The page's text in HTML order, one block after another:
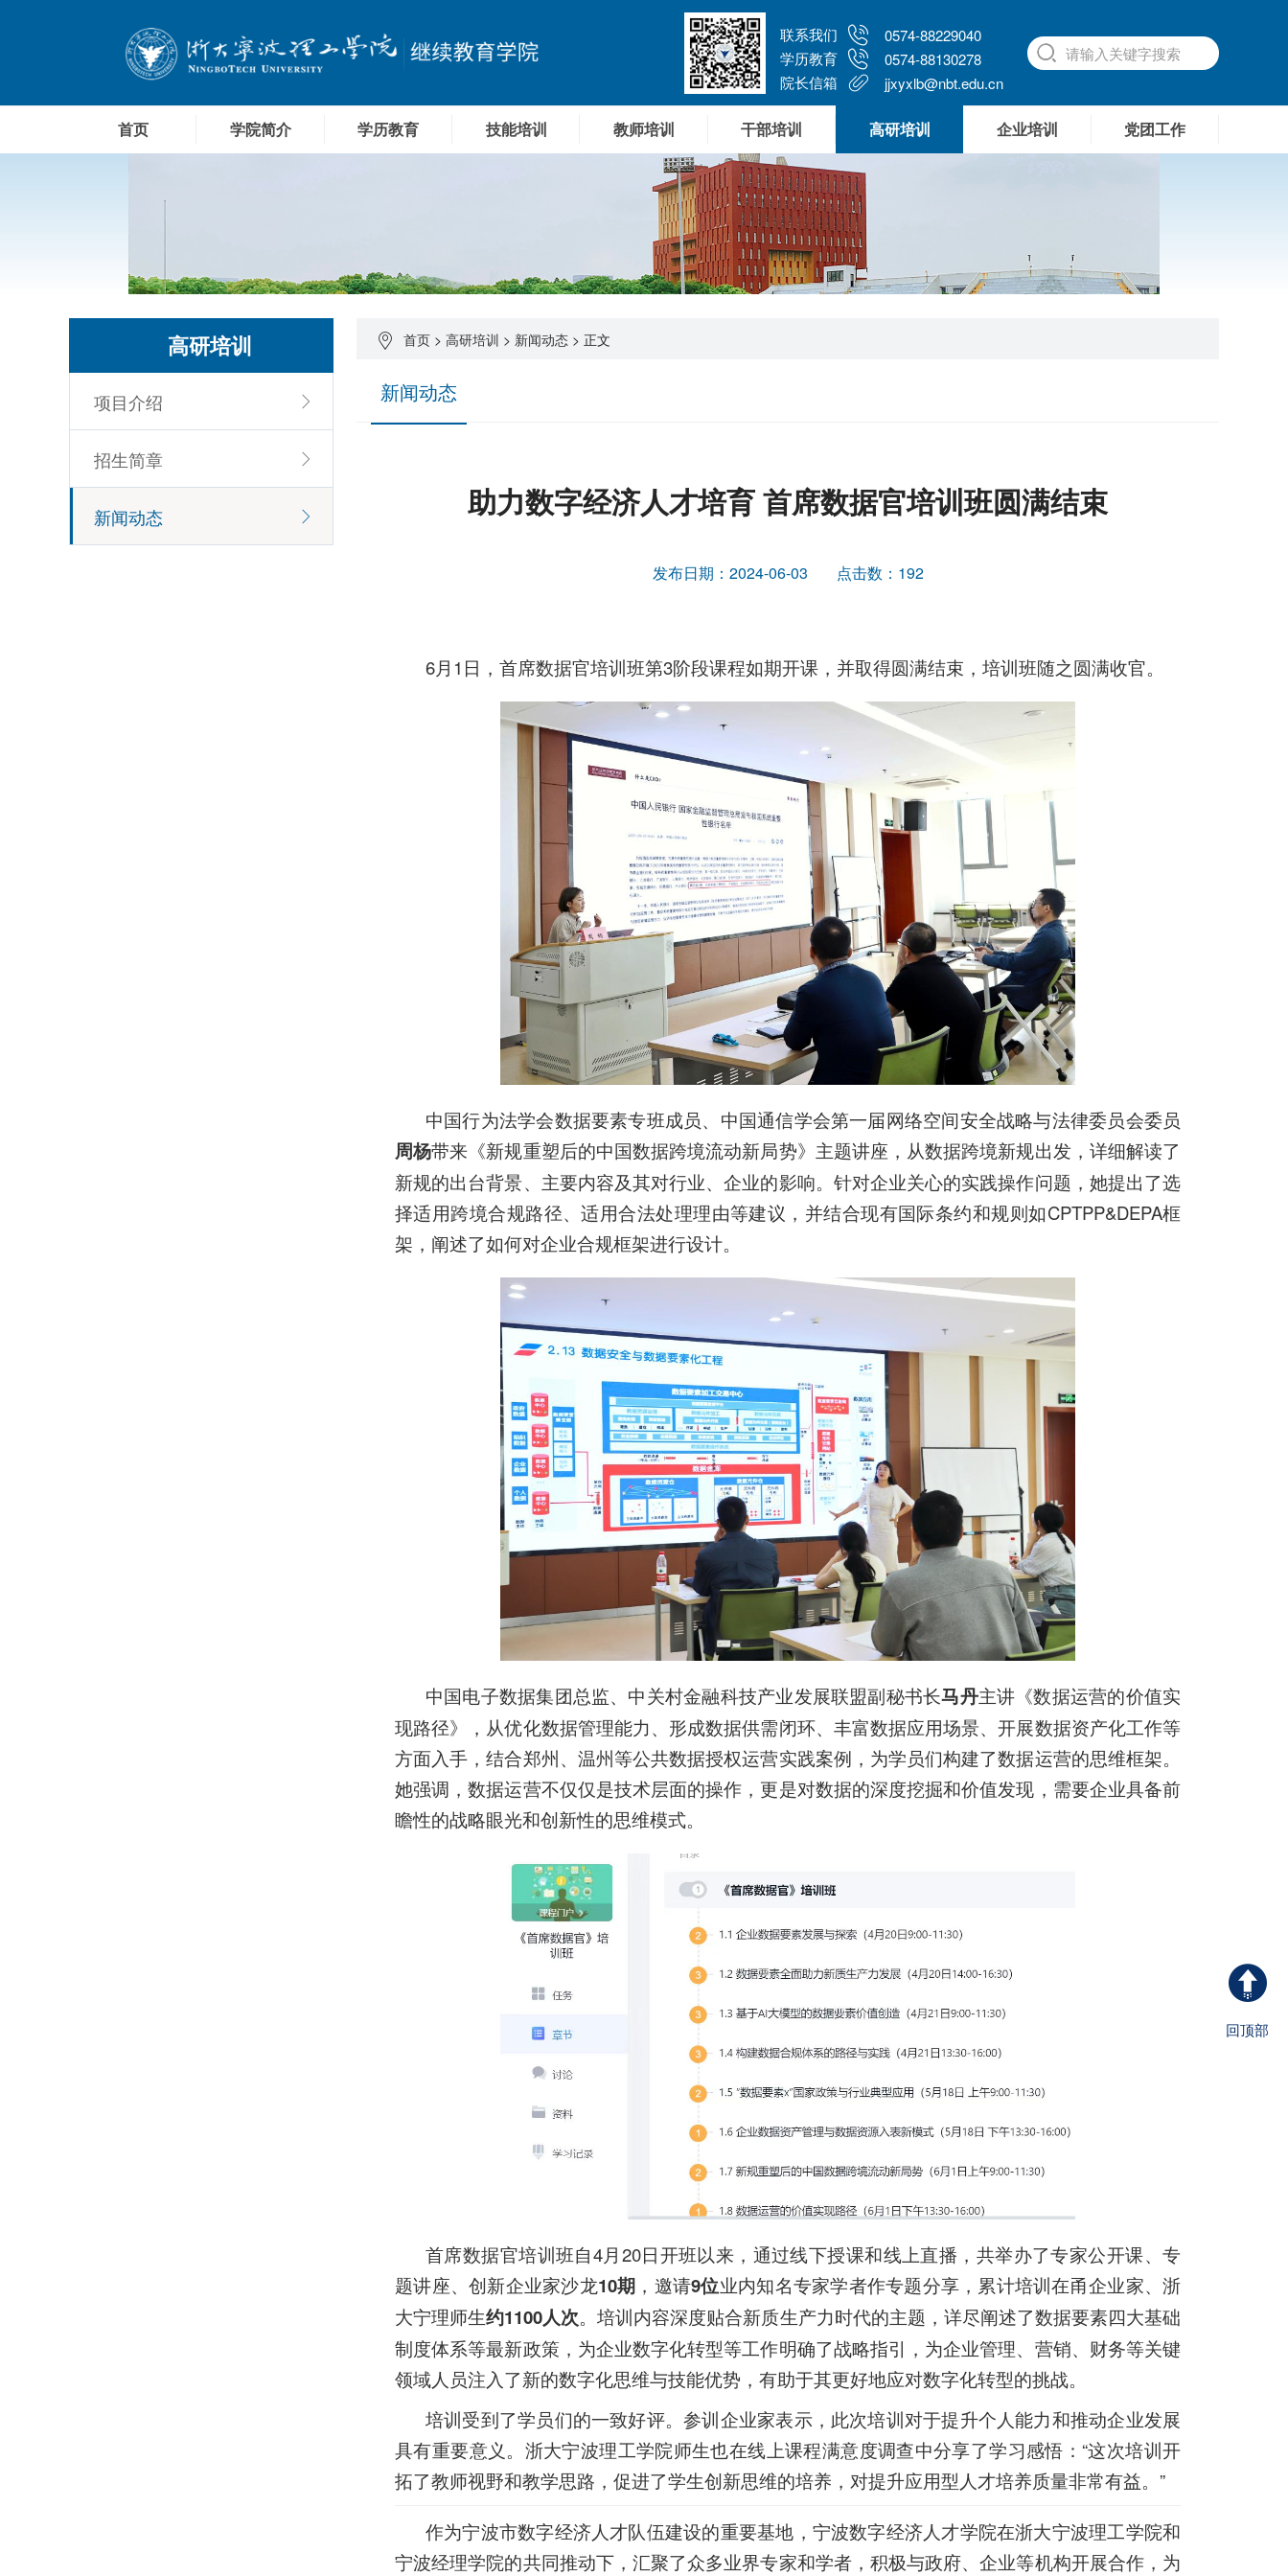
联系我们
0574-88229040
学历教育
0574-88130278
院长信箱
jjxyxlb@nbt.edu.cn
首页 学院简介 学历教育 技能培训 教师培训 干部培训 高研培训 企业培训 党团工作
首页 > 高研培训 > 新闻动态 > 正文
新闻动态
助力数字经济人才培育 首席数据官培训班圆满结束
发布日期：2024-06-03 点击数： 192
6月1日，首席数据官培训班第3阶段课程如期开课，并取得圆满结束，培训班随之圆满收官。
中国行为法学会数据要素专班成员、中国通信学会第一届网络空间安全战略与法律委员会委员
周杨带来《新规重塑后的中国数据跨境流动新局势》主题讲座，从数据跨境新规出发，详细解读了
新规的出台背景、主要内容及其对行业、企业的影响。针对企业关心的实践操作问题，她提出了选
择适用跨境合规路径、适用合法处理理由等建议，并结合现有国际条约和规则如CPTPP&DEPA框
架，阐述了如何对企业合规框架进行设计。
中国电子数据集团总监、中关村金融科技产业发展联盟副秘书长马丹主讲《数据运营的价值实
现路径》，从优化数据管理能力、形成数据供需闭环、丰富数据应用场景、开展数据资产化工作等
方面入手，结合郑州、温州等公共数据授权运营实践案例，为学员们构建了数据运营的思维框架。
她强调，数据运营不仅仅是技术层面的操作，更是对数据的深度挖掘和价值发现，需要企业具备前
瞻性的战略眼光和创新性的思维模式。
首席数据官培训班自4月20日开班以来，通过线下授课和线上直播，共举办了专家公开课、专
题讲座、创新企业家沙龙10期 ，邀请9位业内知名专家学者作专题分享，累计培训在甬企业家、浙
大宁理师生约1100人次。培训内容深度贴合新质生产力时代的主题，详尽阐述了数据要素四大基础
制度体系等最新政策，为企业数字化转型等工作明确了战略指引，为企业管理、营销、财务等关键
领域人员注入了新的数字化思维与技能优势，有助于其更好地应对数字化转型的挑战。
培训受到了学员们的一致好评。参训企业家表示，此次培训对于提升个人能力和推动企业发展
具有重要意义。浙大宁波理工学院师生也在线上课程满意度调查中分享了学习感悟：“这次培训开
拓了教师视野和教学思路，促进了学生创新思维的培养，对提升应用型人才培养质量非常有益。”
作为宁波市数字经济人才队伍建设的重要基地，宁波数字经济人才学院在浙大宁波理工学院和
宁波经理学院的共同推动下，汇聚了众多业界专家和学者，积极与政府、企业等机构开展合作，为
高研培训
项目介绍
招生简章
新闻动态